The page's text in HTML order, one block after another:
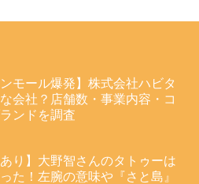
ンモール爆発】株式会社ハビタ
会社？店舗数・事業内容・コ
ンドを調査
あり】大野智さんのタトゥーは
た！左腕の意味や『さと島』